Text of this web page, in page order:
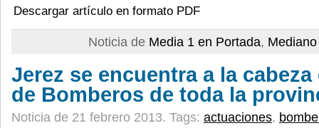
Descargar artículo en formato PDF
Noticia de Media 1 en Portada,
Jerez se encuentra a la
de Bomberos de toda la
Noticia de 21 febrero 2013. Tags: actuaciones,